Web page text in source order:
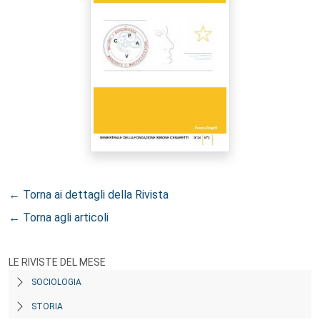
← Torna ai dettagli della Rivista
← Torna agli articoli
LE RIVISTE DEL MESE
SOCIOLOGIA
STORIA